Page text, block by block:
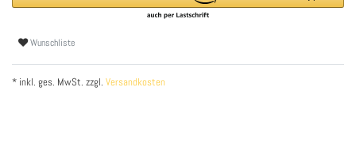
Wunschliste
* inkl. ges. MwSt. zzgl. Versandkosten